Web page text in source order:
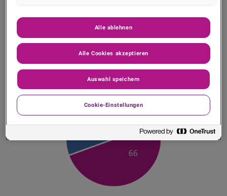
Alle ablehnen
Alle Cookies akzeptieren
Auswahl speichern
Cookie-Einstellungen